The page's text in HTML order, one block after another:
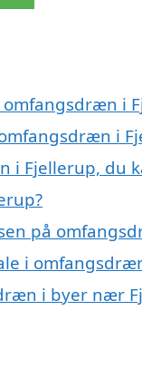
i
i
i Fjellerup, du
på
i
i byer nær